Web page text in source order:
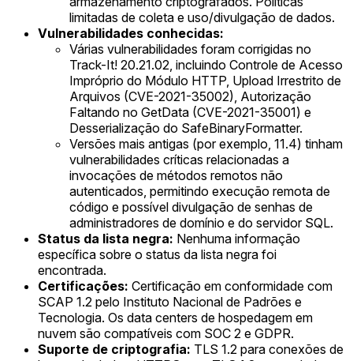
limitadas de coleta e uso/divulgação de dados.
Vulnerabilidades conhecidas:
Várias vulnerabilidades foram corrigidas no
Track-It! 20.21.02, incluindo Controle de Acesso
Impróprio do Módulo HTTP, Upload Irrestrito de
Arquivos (CVE-2021-35002), Autorização
Faltando no GetData (CVE-2021-35001) e
Desserialização do SafeBinaryFormatter.
Versões mais antigas (por exemplo, 11.4) tinham
vulnerabilidades críticas relacionadas a
invocações de métodos remotos não
autenticados, permitindo execução remota de
código e possível divulgação de senhas de
administradores de domínio e do servidor SQL.
Status da lista negra: Nenhuma informação
específica sobre o status da lista negra foi
encontrada.
Certificações: Certificação em conformidade com
SCAP 1.2 pelo Instituto Nacional de Padrões e
Tecnologia. Os data centers de hospedagem em
nuvem são compatíveis com SOC 2 e GDPR.
Suporte de criptografia: TLS 1.2 para conexões de